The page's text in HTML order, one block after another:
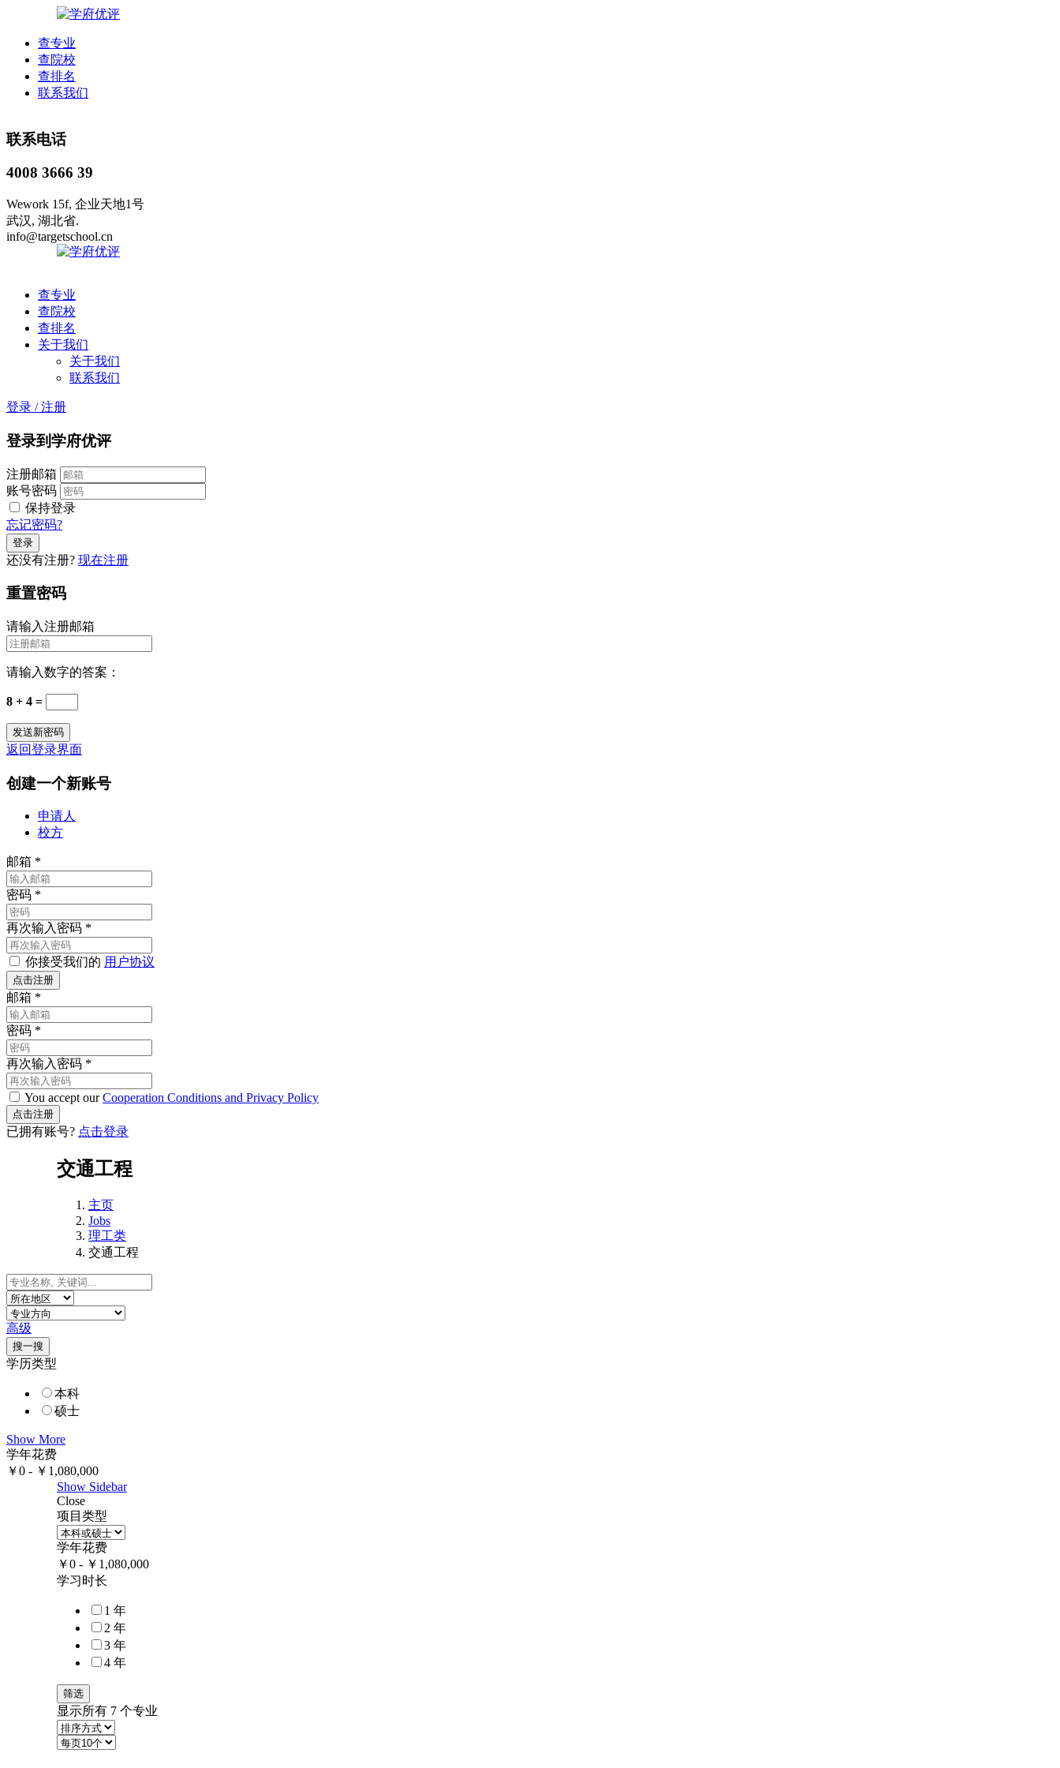
查专业
查院校
查排名
联系我们
联系电话
4008 3666 39
Wework 15f, 企业天地1号
武汉, 湖北省.
info@targetschool.cn
查专业
查院校
查排名
关于我们
关于我们
联系我们
登录 / 注册
登录到学府优评
注册邮箱
账号密码
保持登录
忘记密码?
还没有注册? 现在注册
重置密码
请输入注册邮箱
请输入数字的答案：
8 + 4 =
返回登录界面
创建一个新账号
申请人
校方
邮箱 *
密码 *
再次输入密码 *
你接受我们的 用户协议
邮箱 *
密码 *
再次输入密码 *
You accept ourCooperation Conditions and Privacy Policy
已拥有账号? 点击登录
交通工程
主页
Jobs
理工类
交通工程
高级
搜一搜
学历类型
本科
硕士
Show More
学年花费
￥0 - ￥ 1,080,000
Show Sidebar
Close
项目类型
学年花费
￥0 - ￥ 1,080,000
学习时长
1 年
2 年
3 年
4 年
筛选
显示所有 7 个专业